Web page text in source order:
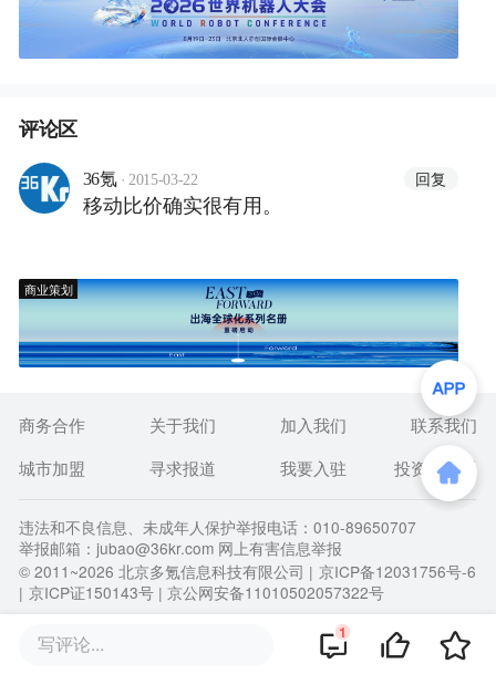
评论区
36氪 · 2015-03-22 回复
移动比价确实很有用。
商业策划
写评论... 1
商务合作 关于我们 加入我们
联系我们
城市加盟
寻求报道 我要入驻 投资者关系
违法和不良信息、未成年人保护举报电话：010-89650707
举报邮箱：jubao@36kr.com 网上有害信息举报
© 2011~2026 北京多氪信息科技有限公司 | 京ICP备12031756号-6
| 京ICP证150143号 | 京公网安备11010502057322号